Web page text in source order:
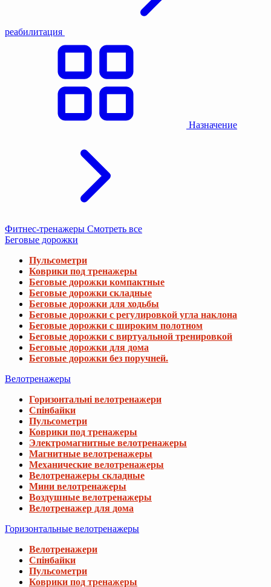
реабилитация
Назначение
Фитнес-тренажеры Смотреть все
Беговые дорожки
Пульсометри
Коврики под тренажеры
Беговые дорожки компактные
Беговые дорожки складные
Беговые дорожки для ходьбы
Беговые дорожки с регулировкой угла наклона
Беговые дорожки с широким полотном
Беговые дорожки с виртуальной тренировкой
Беговые дорожки для дома
Беговые дорожки без поручней.
Велотренажеры
Горизонтальні велотренажери
Спінбайки
Пульсометри
Коврики под тренажеры
Электромагнитные велотренажеры
Магнитные велотренажеры
Механические велотренажеры
Велотренажеры складные
Мини велотренажеры
Воздушные велотренажеры
Велотренажер для дома
Горизонтальные велотренажеры
Велотренажери
Спінбайки
Пульсометри
Коврики под тренажеры